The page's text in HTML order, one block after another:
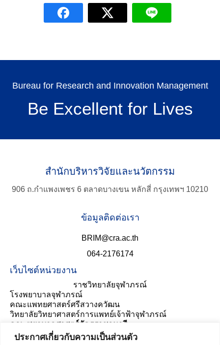
ประกาศเกี่ยวกับความเป็นส่วนตัว
Bureau for Research and Innovation Management
Be Excellent for Lives
สำนักบริหารวิจัยและนวัตกรรม
906 ถ.กำแพงเพชร 6 ตลาดบางเขน หลักสี่ กรุงเทพฯ 10210
ข้อมูลติดต่อเรา
BRIM@cra.ac.th
064-2176174
เว็บไซต์หน่วยงาน
ราชวิทยาลัยจุฬาภรณ์
โรงพยาบาลจุฬาภรณ์
คณะแพทยศาสตร์ศรีสวางควัฒน
วิทยาลัยวิทยาศาสตร์การแพทย์เจ้าฟ้าจุฬาภรณ์
คณะพยาบาลศาสตร์อัครราชกุมารี
ประเมินความพึงพอใจ